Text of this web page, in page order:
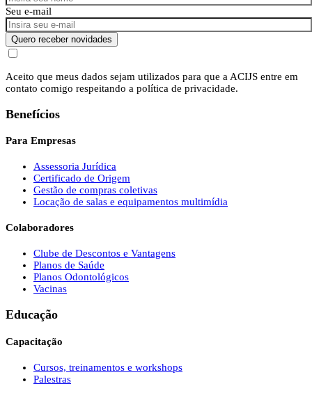
Seu e-mail
Quero receber novidades
Aceito que meus dados sejam utilizados para que a ACIJS entre em
contato comigo respeitando a política de privacidade.
Benefícios
Para Empresas
Assessoria Jurídica
Certificado de Origem
Gestão de compras coletivas
Locação de salas e equipamentos multimídia
Colaboradores
Clube de Descontos e Vantagens
Planos de Saúde
Planos Odontológicos
Vacinas
Educação
Capacitação
Cursos, treinamentos e workshops
Palestras